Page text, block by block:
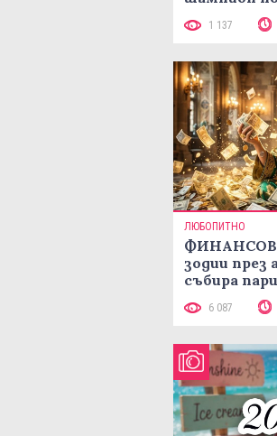
минути
1 137
ЛЮБОПИТНО
зодии
събира
6 087